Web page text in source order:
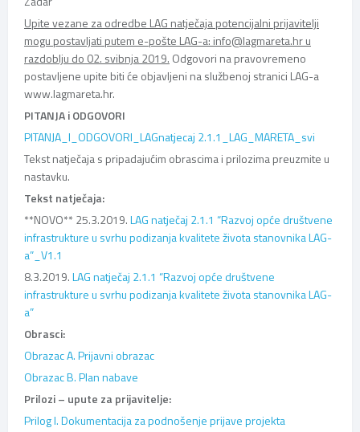
Upite vezane za odredbe LAG natječaja potencijalni prijavitelji
mogu postavljati putem e-pošte LAG-a: info@lagmareta.hr u
razdoblju do 02. svibnja 2019. Odgovori na pravovremeno
postavljene upite biti će objavljeni na službenoj stranici LAG-a
www.lagmareta.hr.
PITANJA i ODGOVORI
PITANJA_I_ODGOVORI_LAGnatjecaj 2.1.1_LAG_MARETA_svi
Tekst natječaja s pripadajućim obrascima i prilozima preuzmite u
nastavku.
Tekst natječaja:
**NOVO** 25.3.2019.LAG natječaj 2.1.1 “Razvoj opće društvene
infrastrukture u svrhu podizanja kvalitete života stanovnika LAG-
a”_V1.1
8.3.2019.LAG natječaj 2.1.1 “Razvoj opće društvene
infrastrukture u svrhu podizanja kvalitete života stanovnika LAG-
a”
Obrasci:
Obrazac A. Prijavni obrazac
Obrazac B. Plan nabave
Prilozi – upute za prijavitelje:
Prilog I. Dokumentacija za podnošenje prijave projekta